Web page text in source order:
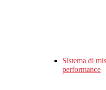
Sistema di
performance